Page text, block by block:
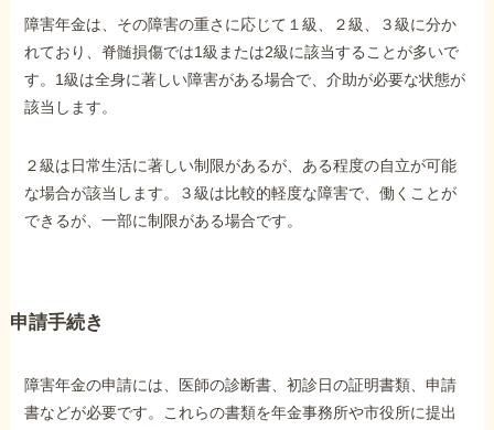
障害年金は、その障害の重さに応じて１級、２級、３級に分か
れており、脊髄損傷では1級または2級に該当することが多いで
す。1級は全身に著しい障害がある場合で、介助が必要な状態が
該当します。
２級は日常生活に著しい制限があるが、ある程度の自立が可能
な場合が該当します。３級は比較的軽度な障害で、働くことが
できるが、一部に制限がある場合です。
申請手続き
障害年金の申請には、医師の診断書、初診日の証明書類、申請
書などが必要です。これらの書類を年金事務所や市役所に提出